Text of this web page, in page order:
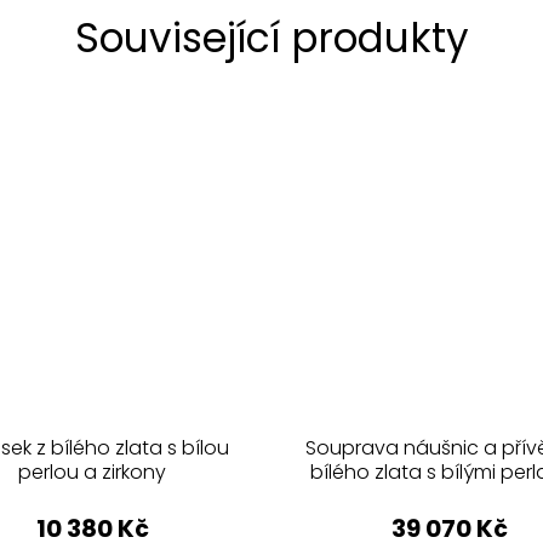
Související produkty
z bílého zlata s bílou
perlou a zirkony
10 380 Kč
Souprava náušnic a
bílého zlata s bílými
39 070 Kč